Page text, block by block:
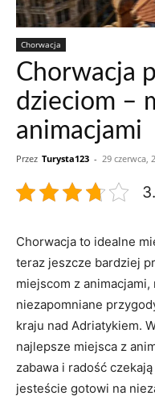
Chorwacja
Chorwacja
dzieciom –
animacjami
Przez Turysta123 - 29 czerwca,
Chorwacja to ‌idealne
teraz ⁢jeszcze bardziej
miejscom z‌
niezapomniane
kraju nad Adriatykiem.
najlepsze miejsca z
zabawa i radość
jesteście gotowi ​na